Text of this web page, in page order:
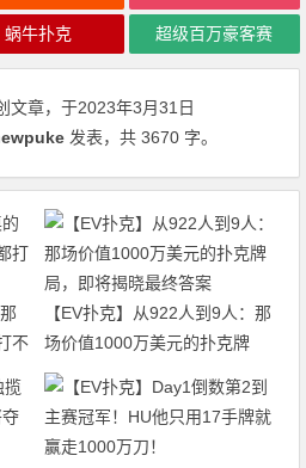
蜗牛扑克 超级百万豪客赛
文章，于2023年3月31日
发表，共 3670 字。
不
【EV扑克】从922人到9人：那
场价值1000万美元的扑克牌
局，即将揭晓最终答案